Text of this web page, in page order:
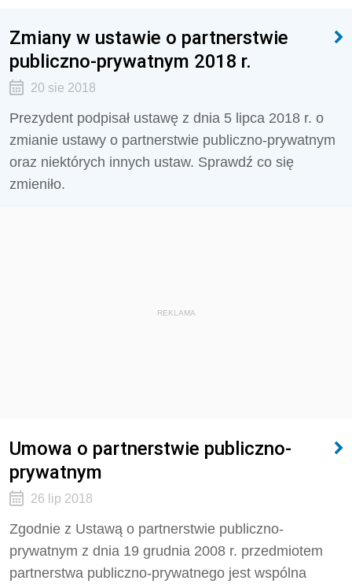
Zmiany w ustawie o partnerstwie
publiczno-prywatnym 2018 r.
20 sie 2018
Prezydent podpisał ustawę z dnia 5 lipca 2018 r. o
zmianie ustawy o partnerstwie publiczno-prywatnym
oraz niektórych innych ustaw. Sprawdź co się
zmieniło.
REKLAMA
Umowa o partnerstwie publiczno-
prywatnym
26 lip 2018
Zgodnie z Ustawą o partnerstwie publiczno-
prywatnym z dnia 19 grudnia 2008 r. przedmiotem
partnerstwa publiczno-prywatnego jest wspólna